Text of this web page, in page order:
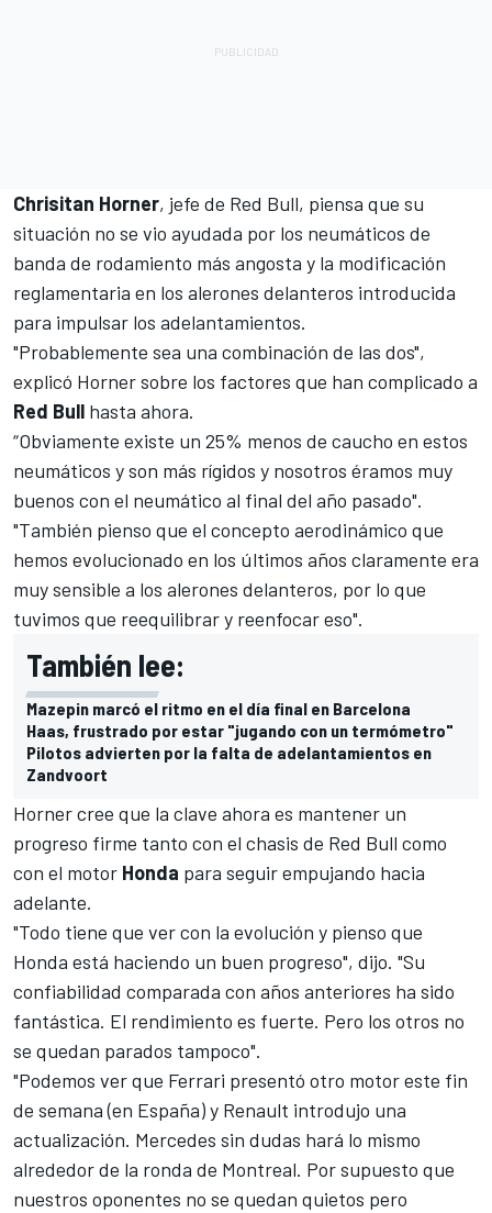
Chrisitan Horner, jefe de Red Bull, piensa que su
situación no se vio ayudada por los neumáticos de
banda de rodamiento más angosta y la modificación
reglamentaria en los alerones delanteros introducida
para impulsar los adelantamientos.
"Probablemente sea una combinación de las dos",
explicó Horner sobre los factores que han complicado a
Red Bull hasta ahora.
“Obviamente existe un 25% menos de caucho en estos
neumáticos y son más rígidos y nosotros éramos muy
buenos con el neumático al final del año pasado".
"También pienso que el concepto aerodinámico que
hemos evolucionado en los últimos años claramente era
muy sensible a los alerones delanteros, por lo que
tuvimos que reequilibrar y reenfocar eso".
También lee:
Mazepin marcó el ritmo en el día final en Barcelona
Haas, frustrado por estar "jugando con un termómetro"
Pilotos advierten por la falta de adelantamientos en
Zandvoort
Horner cree que la clave ahora es mantener un
progreso firme tanto con el chasis de Red Bull como
con el motor Honda para seguir empujando hacia
adelante.
"Todo tiene que ver con la evolución y pienso que
Honda está haciendo un buen progreso", dijo. "Su
confiabilidad comparada con años anteriores ha sido
fantástica. El rendimiento es fuerte. Pero los otros no
se quedan parados tampoco".
"Podemos ver que Ferrari presentó otro motor este fin
de semana (en España) y Renault introdujo una
actualización. Mercedes sin dudas hará lo mismo
alrededor de la ronda de Montreal. Por supuesto que
nuestros oponentes no se quedan quietos pero